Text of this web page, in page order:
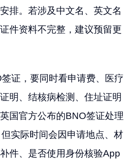
排。若涉及中文名、英文名
件资料不完整，建议预留更
证，要同时看申请费、医疗
明、结核病检测、住址证明
国官方公布的BNO签证处理
实际时间会因申请地点、材
件、是否使用身份核验App